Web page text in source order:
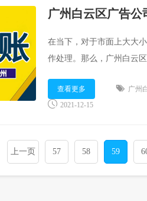
广州白云区广告
在当下，对于市面上大大
作处理。那么，广州白云
查看更多
广州
2021-12-15
上一页 57 58 59